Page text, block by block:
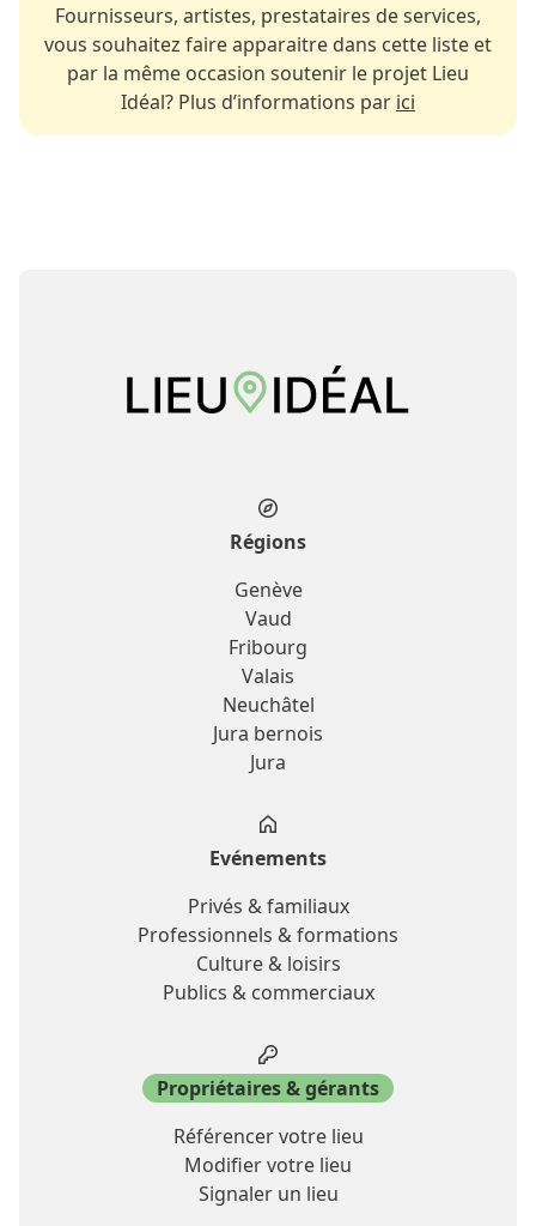
Fournisseurs, artistes, prestataires de services,
vous souhaitez faire apparaitre dans cette liste et
par la même occasion soutenir le projet Lieu
Idéal? Plus d’informations par ici
Régions
Genève
Vaud
Fribourg
Valais
Neuchâtel
Jura bernois
Jura
Evénements
Privés & familiaux
Professionnels & formations
Culture & loisirs
Publics & commerciaux
Propriétaires & gérants
Référencer votre lieu
Modifier votre lieu
Signaler un lieu